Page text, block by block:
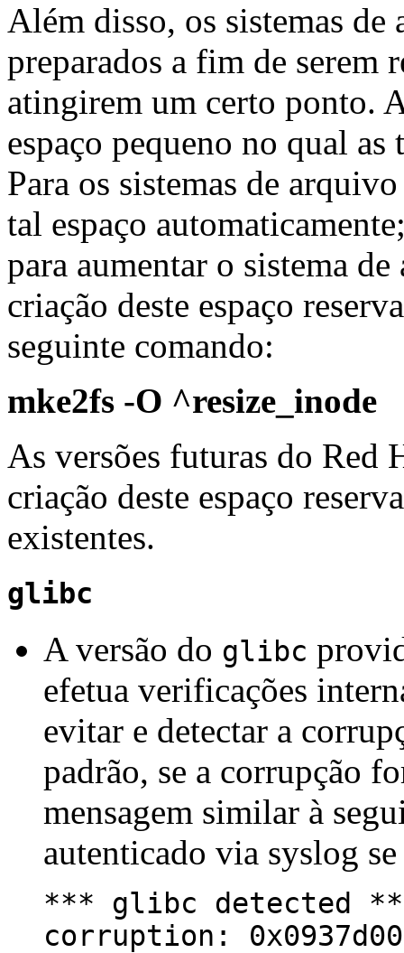
Além disso, os sistemas de
preparados a fim de serem
atingirem um certo ponto.
espaço pequeno no qual
Para os sistemas de
tal espaço
para aumentar o sistema
criação deste espaço
seguinte comando:
mke2fs -O ^resize_inode
As versões futuras do
criação deste espaço
existentes.
glibc
A versão do glibc
efetua verificações
evitar e detectar a
padrão, se a corrupção
mensagem similar à
autenticado via syslog
*** glibc detected
corruption: